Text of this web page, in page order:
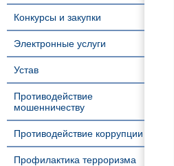
Конкурсы и закупки
Электронные услуги
Устав
Противодействие
мошенничеству
Противодействие коррупции
Профилактика терроризма